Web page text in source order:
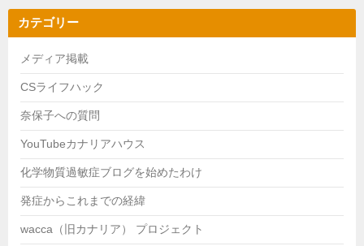
カテゴリー
メディア掲載
CSライフハック
奈保子への質問
YouTubeカナリアハウス
化学物質過敏症ブログを始めたわけ
発症からこれまでの経緯
wacca（旧カナリア） プロジェクト